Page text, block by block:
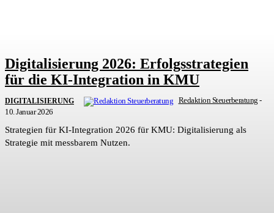
Digitalisierung 2026: Erfolgsstrategien
für die KI-Integration in KMU
DIGITALISIERUNG Redaktion Steuerberatung -
10. Januar 2026
Strategien für KI-Integration 2026 für KMU: Digitalisierung als
Strategie mit messbarem Nutzen.